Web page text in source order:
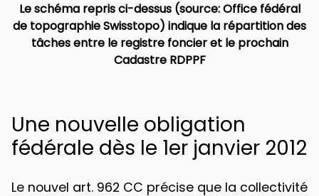
Le schéma repris ci-dessus (source: Office fédéral
de topographie Swisstopo) indique la répartition des
tâches entre le registre foncier et le prochain
Cadastre RDPPF
Une nouvelle obligation
fédérale dès le 1er janvier 2012
Le nouvel art. 962 CC précise que la collectivité